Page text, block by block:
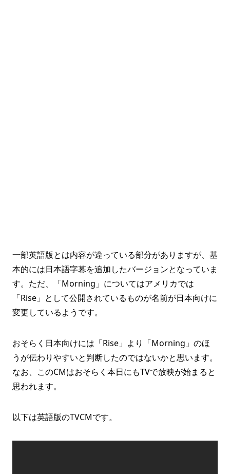
一部英語版とは内容が違っている部分がありますが、基
本的には日本語字幕を追加したバージョンとなっていま
す。ただ、「Morning」についてはアメリカでは
「Rise」として公開されているものが名前が日本向けに
変更しているようです。
おそらく日本向けには「Rise」より「Morning」のほ
うが伝わりやすいと判断したのではないかと思います。
なお、このCMはおそらく本日にもTVで放映が始まると
思われます。
以下は英語版のTVCMです。